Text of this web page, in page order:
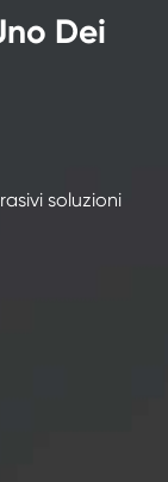
Dei
soluzioni